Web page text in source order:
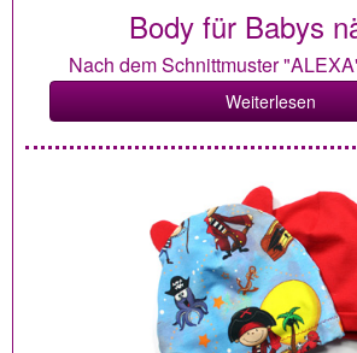
Body für Babys
Nach dem Schnittmuster
Weiterlesen